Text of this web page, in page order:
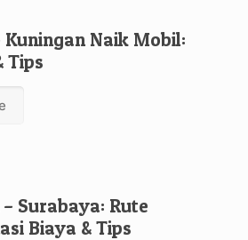
Kuningan Naik Mobil:
Tips
Surabaya: Rute
Biaya & Tips